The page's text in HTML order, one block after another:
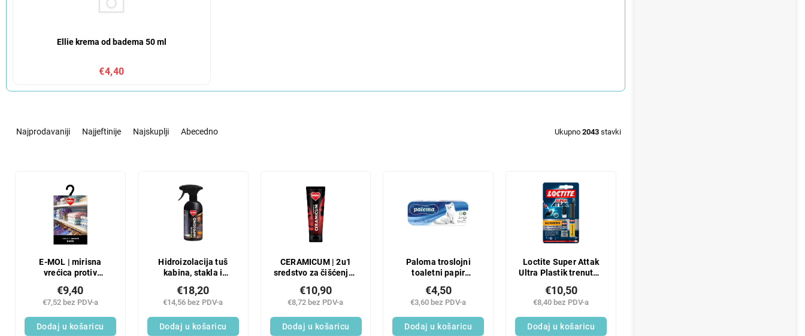
Ellie krema od badema 50 ml
€4,40
Najprodavaniji Najjeftinije Najskuplji Abecedno Ukupno 2043 stavki
E-MOL | mirisna
vrećica protiv
€7,52 bez PDV-a
€9,40
Dodaj u košaricu
Hidroizolacija tuš
kabina, stakla i
zamagljivanja | ECO
AQUA IMPREGNO |
500 ml
€14,56 bez PDV-a
€18,20
Dodaj u košaricu
CERAMICUM | 2u1
sredstvo za čišćenje i
staklokeramičke i
indukcijske ploče za
kuhanje | 200 ml
€8,72 bez PDV-a
€10,90
Dodaj u košaricu
Paloma troslojni
toaletni papir
8 rola
€3,60 bez PDV-a
€4,50
Dodaj u košaricu
Loctite Super Attak
Ultra Plastik trenutno
aktivator, 4 ml
€8,40 bez PDV-a
€10,50
Dodaj u košaricu